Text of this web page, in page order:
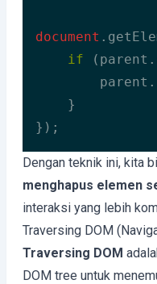
document
if
    }
});
Code language:
Dengan teknik ini, kita
menghapus elemen
interaksi yang lebih
Traversing DOM
Traversing DOM
DOM tree untuk